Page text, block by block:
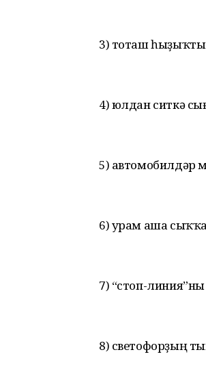
3) тоташ
4) юлдан ситкә
5) автомобилдәр
6) урам аша
7) “стоп-
8) светофорҙың